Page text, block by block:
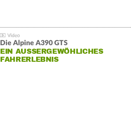
Die Alpine A390 GTS
EIN AUSSERGEWÖHLICHES F
AHRERLEBNIS